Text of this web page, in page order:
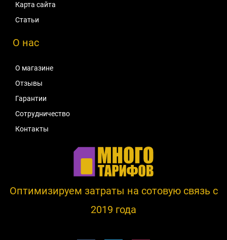
Карта сайта
Статьи
О нас
О магазине
Отзывы
Гарантии
Сотрудничество
Контакты
Оптимизируем затраты на сотовую связь c
2019 года